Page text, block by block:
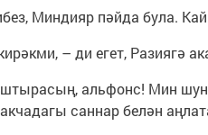
Миндияр пәйда була.
– ди егет, Разиягә
альфонс! Мин
саннар белән